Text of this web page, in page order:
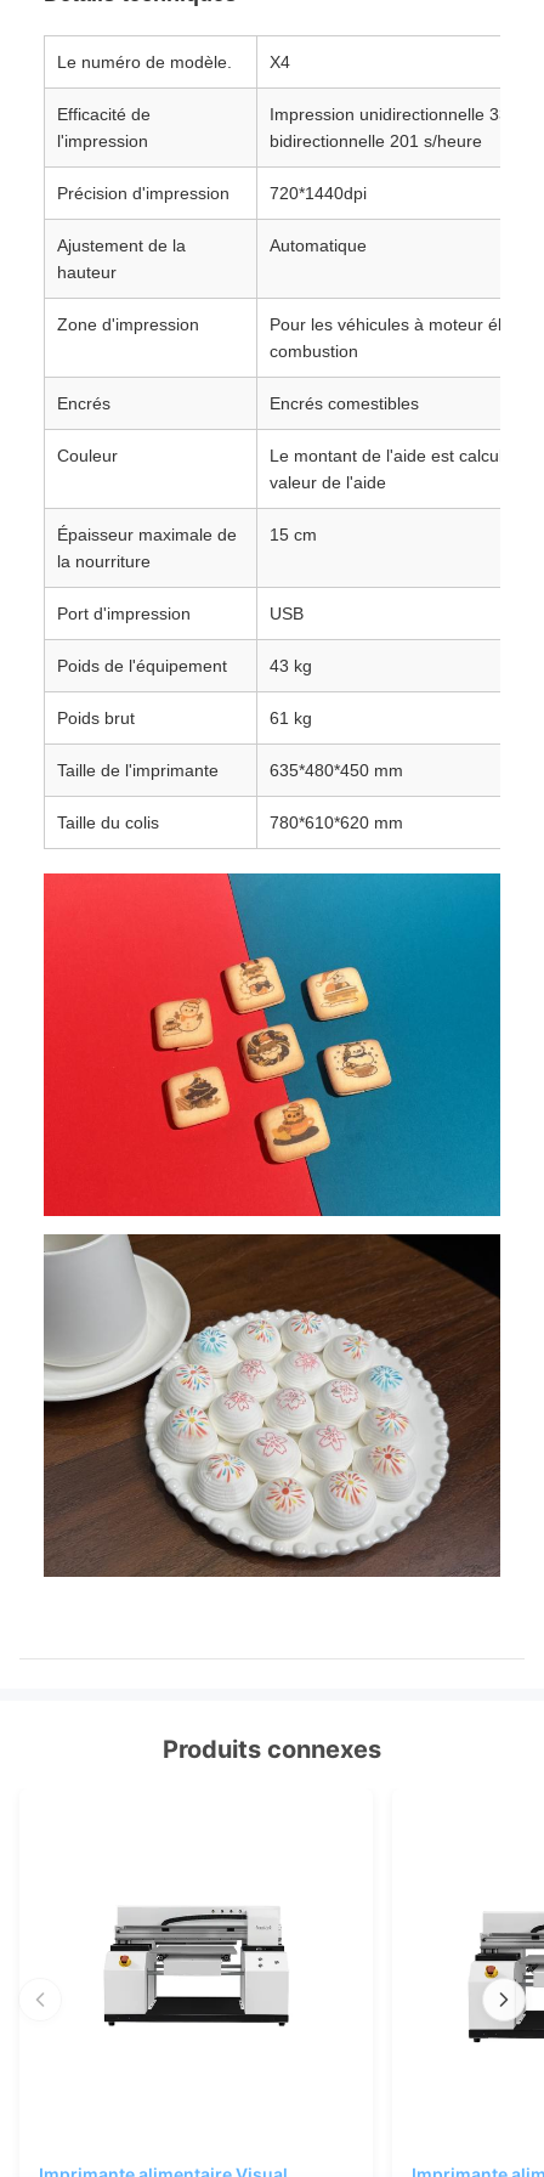
Le numéro de modèle. X4
Efficacité de
l'impression
Impression unidirectionnelle 332 s/
bidirectionnelle 201 s/heure
Précision d'impression 720*1440dpi
Ajustement de la
hauteur
Automatique
Zone d'impression
Pour les véhicules à moteur
combustion
Encrés Encrés comestibles
Couleur
Le montant de l'aide est calculé à
valeur de l'aide
Épaisseur maximale de
la nourriture
15 cm
Port d'impression USB
Poids de l'équipement 43 kg
Poids brut 61 kg
Taille de l'imprimante 635*480*450 mm
Taille du colis 780*610*620 mm
Produits connexes